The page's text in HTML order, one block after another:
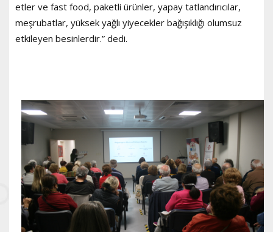
etler ve fast food, paketli ürünler, yapay tatlandırıcılar,
meşrubatlar, yüksek yağlı yiyecekler bağışıklığı olumsuz
etkileyen besinlerdir.” dedi.